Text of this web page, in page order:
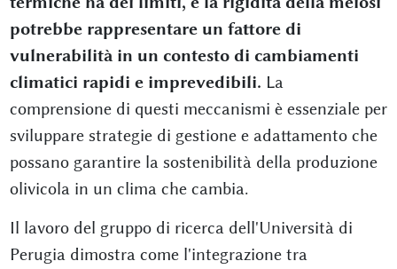
potrebbe rappresentare un fattore di
vulnerabilità in un contesto di cambiamenti
climatici rapidi e imprevedibili. La
comprensione di questi meccanismi è essenziale per
sviluppare strategie di gestione e adattamento che
possano garantire la sostenibilità della produzione
olivicola in un clima che cambia.
Il lavoro del gruppo di ricerca dell'Università di
Perugia dimostra come l'integrazione tra